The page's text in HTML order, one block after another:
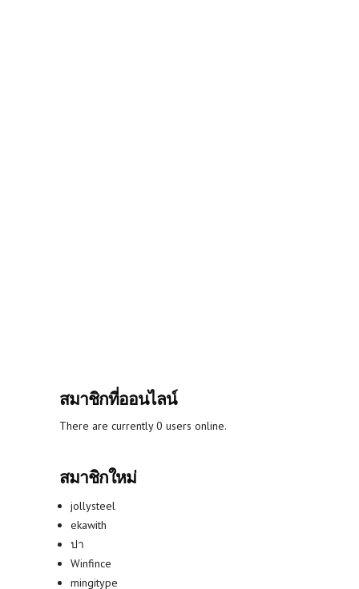
สมาชิกที่ออนไลน์
There are currently 0 users online.
สมาชิกใหม่
jollysteel
ekawith
ปา
Winfince
mingitype